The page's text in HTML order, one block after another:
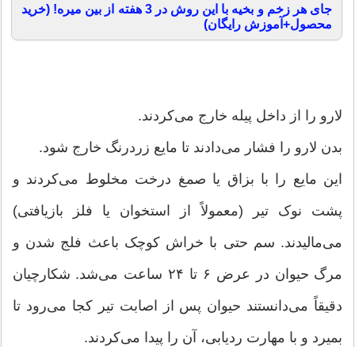
جای هر زخم و بخیه با این روش در 3 هفته از بین میره! (خرید
محصول+آموزش رایگان)
لارو را از داخل پیله خارج می‌کردند.
بدن لارو را فشار می‌دادند تا مایع زردرنگ خارج شود.
این مایع را با بزاق یا صمغ درخت مخلوط می‌کردند و
پشت نوک تیر (معمولاً از استخوان یا فلز بازیافتی)
می‌مالیدند. سم حتی با خراش کوچک باعث فلج شدن و
مرگ حیوان در عرض ۶ تا ۲۴ ساعت می‌شد. شکارچیان
دقیقاً می‌دانستند حیوان پس از اصابت تیر کجا می‌رود تا
بمیرد و با مهارت ردیابی، آن را پیدا می‌کردند.